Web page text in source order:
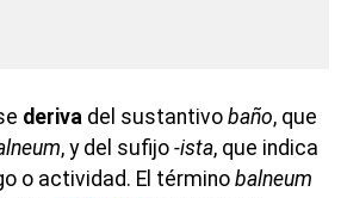
deriva del sustantivo baño, que
, y del sufijo -ista, que indica
o actividad. El término balneum